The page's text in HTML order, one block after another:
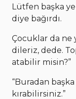
Lütfen başka
diye bağırdı.
Çocuklar da ne
dileriz, dede.
atabilir misin?”
“Buradan başka
kırabilirsiniz.”